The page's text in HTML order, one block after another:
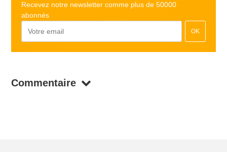
Recevez notre newsletter comme plus de 50000
abonnés
OK
Commentaire